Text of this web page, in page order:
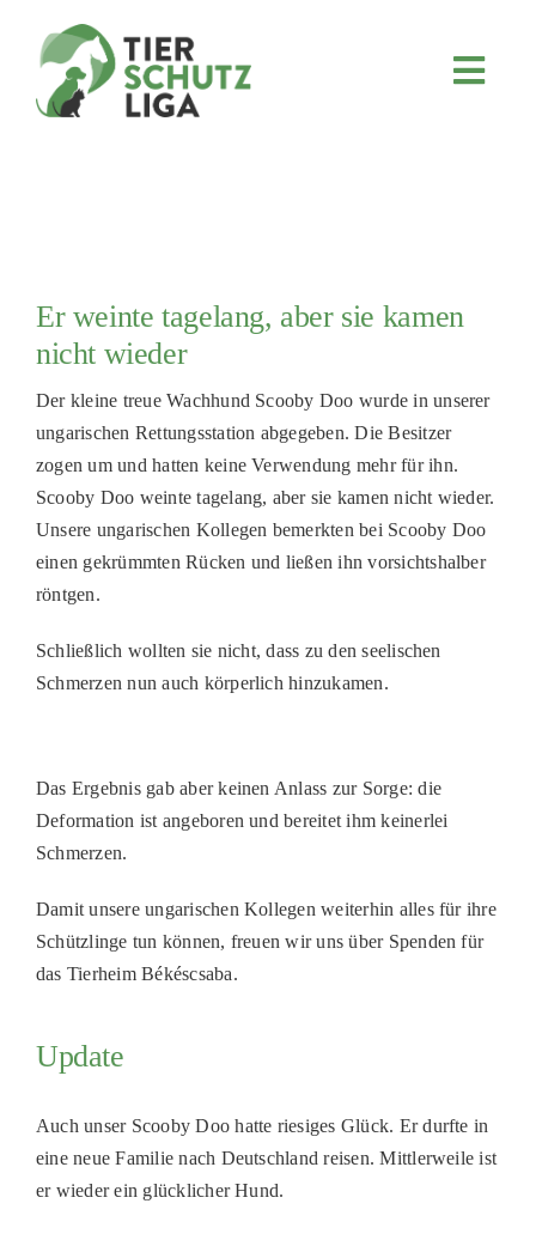
FÖRDERN & VERERBEN
TIERHEIMTIERE
TIERHEIME
PATENSCHAFTEN
Er weinte tagelang, aber sie kamen
nicht wieder
Der kleine treue Wachhund Scooby Doo wurde in unserer
ungarischen Rettungsstation abgegeben. Die Besitzer
zogen um und hatten keine Verwendung mehr für ihn.
Scooby Doo weinte tagelang, aber sie kamen nicht wieder.
Unsere ungarischen Kollegen bemerkten bei Scooby Doo
einen gekrümmten Rücken und ließen ihn vorsichtshalber
röntgen.
Schließlich wollten sie nicht, dass zu den seelischen
Schmerzen nun auch körperlich hinzukamen.
Das Ergebnis gab aber keinen Anlass zur Sorge: die
Deformation ist angeboren und bereitet ihm keinerlei
Schmerzen.
Damit unsere ungarischen Kollegen weiterhin alles für ihre
Schützlinge tun können, freuen wir uns über Spenden für
das Tierheim Békéscsaba.
Update
Auch unser Scooby Doo hatte riesiges Glück. Er durfte in
eine neue Familie nach Deutschland reisen. Mittlerweile ist
er wieder ein glücklicher Hund.